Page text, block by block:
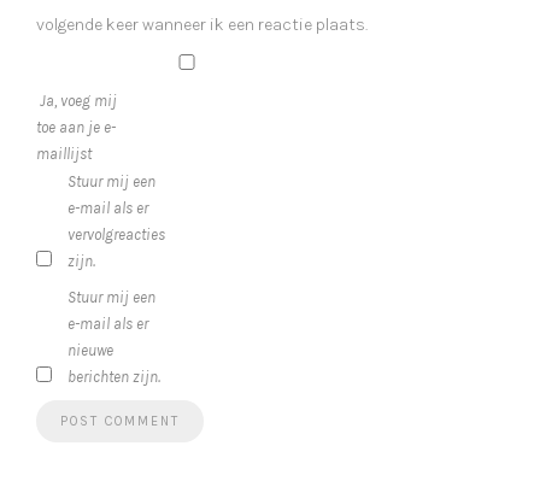
volgende keer wanneer ik een reactie plaats.
Ja, voeg mij
toe aan je e-
maillijst
Stuur mij een
e-mail als er
vervolgreacties
zijn.
Stuur mij een
e-mail als er
nieuwe
berichten zijn.